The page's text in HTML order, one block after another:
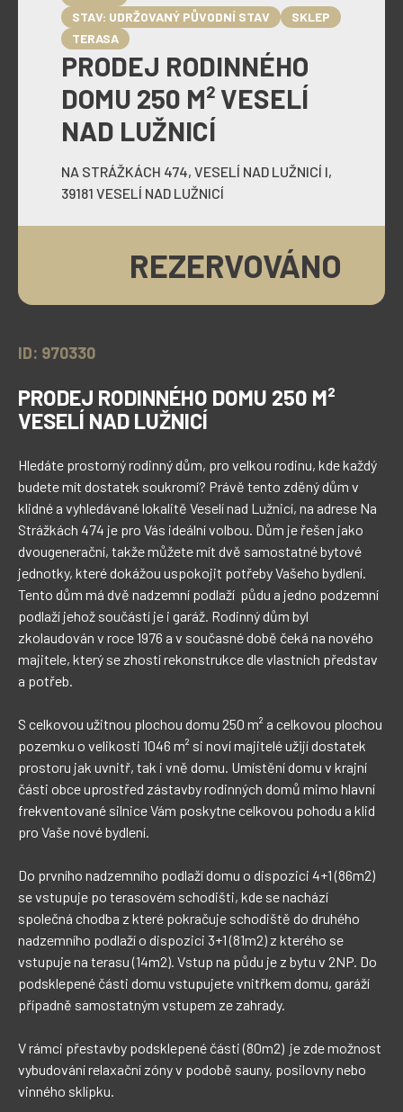
PRODEJ RODINNÉHO
DOMU 250 M² VESELÍ
NAD LUŽNICÍ
NA STRÁŽKÁCH 474, VESELÍ NAD LUŽNICÍ I,
39181 VESELÍ NAD LUŽNICÍ
STAV: UDRŽOVANÝ PŮVODNÍ STAV
SKLEP
TERASA
REZERVOVÁNO
ID: 970330
PRODEJ RODINNÉHO DOMU 250 M²
VESELÍ NAD LUŽNICÍ
Hledáte prostorný rodinný dům, pro velkou rodinu, kde každý
budete mít dostatek soukromí? Právě tento zděný dům v
klidné a vyhledávané lokalitě Veselí nad Lužnicí, na adrese Na
Strážkách 474 je pro Vás ideální volbou. Dům je řešen jako
dvougenerační, takže můžete mít dvě samostatné bytové
jednotky, které dokážou uspokojit potřeby Vašeho bydlení.
Tento dům má dvě nadzemní podlaží  půdu a jedno podzemní
podlaží jehož součástí je i garáž. Rodinný dům byl
zkolaudován v roce 1976 a v současné době čeká na nového
majitele, který se zhostí rekonstrukce dle vlastních představ
a potřeb.
S celkovou užitnou plochou domu 250 m² a celkovou plochou
pozemku o velikosti 1046 m² si noví majitelé užijí dostatek
prostoru jak uvnitř, tak i vně domu. Umístění domu v krajní
části obce uprostřed zástavby rodinných domů mimo hlavní
frekventované silnice Vám poskytne celkovou pohodu a klid
pro Vaše nové bydlení.
Do prvního nadzemního podlaží domu o dispozici 4+1 (86m2)
se vstupuje po terasovém schodišti, kde se nachází
společná chodba z které pokračuje schodiště do druhého
nadzemního podlaží o dispozici 3+1 (81m2) z kterého se
vstupuje na terasu (14m2). Vstup na půdu je z bytu v 2NP. Do
podsklepené části domu vstupujete vnitřkem domu, garáží
případně samostatným vstupem ze zahrady.
V rámci přestavby podsklepené části (80m2)  je zde možnost
vybudování relaxační zóny v podobě sauny, posilovny nebo
vinného sklípku.